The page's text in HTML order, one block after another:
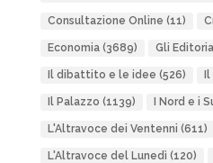
Consultazione Online (11)
Economia(3689) Gli
Il dibattito e le idee (526)
Il Palazzo (1139) I Nord e i
L'Altravoce dei Ventenni (611)
L'Altravoce del Lunedì (120)